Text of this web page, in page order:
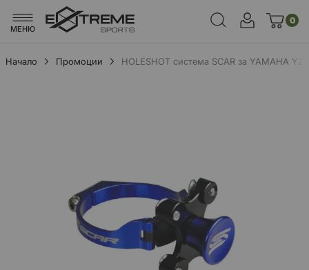
МЕНЮ
0
Начало Промоции
HOLESHOT система SCAR за YAMAHA YZ